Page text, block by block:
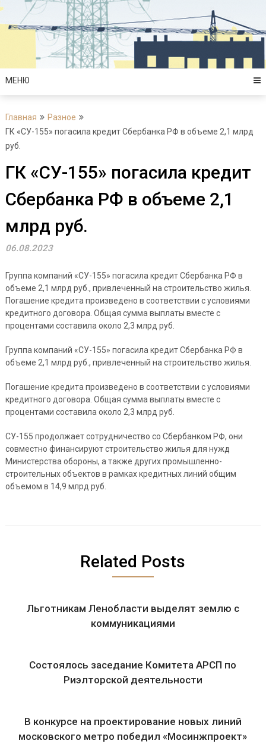
Перейти
содержимому
МЕНЮ
Главная
Разное
ГК «СУ-155» погасила кредит Сбербанка РФ в объеме 2,1 млрд
руб.
ГК «СУ-155» погасила кредит
Сбербанка РФ в объеме 2,1
млрд руб.
06.08.2023
Группа компаний «СУ-155» погасила кредит Сбербанка РФ в
объеме 2,1 млрд руб., привлеченный на строительство жилья.
Погашение кредита произведено в соответствии с условиями
кредитного договора. Общая сумма выплаты вместе с
процентами составила около 2,3 млрд руб.
Группа компаний «СУ-155» погасила кредит Сбербанка РФ в
объеме 2,1 млрд руб., привлеченный на строительство жилья.
Погашение кредита произведено в соответствии с условиями
кредитного договора. Общая сумма выплаты вместе с
процентами составила около 2,3 млрд руб.
СУ-155 продолжает сотрудничество со Сбербанком РФ, они
совместно финансируют строительство жилья для нужд
Министерства обороны, а также других промышленно-
строительных объектов в рамках кредитных линий общим
объемом в 14,9 млрд руб.
Related Posts
Льготникам Ленобласти выделят землю с
коммуникациями
Состоялось заседание Комитета АРСП по
Риэлторской деятельности
В конкурсе на проектирование новых линий
московского метро победил «Мосинжпроект»